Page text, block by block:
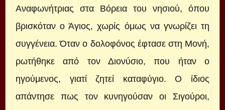
Αναφωνήτριας στα Βόρεια του νησιού, όπου
βρισκόταν ο Άγιος, χωρίς όμως να γνωρίζει τη
συγγένεια. Όταν ο δολοφόνος έφτασε στη Μονή,
ρωτήθηκε από τον Διονύσιο, που ήταν ο
ηγούμενος, γιατί ζητεί καταφύγιο. Ο ίδιος
απάντησε πως τον κυνηγούσαν οι Σιγούροι,